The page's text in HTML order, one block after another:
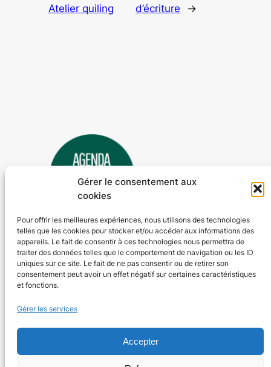
Gérer le consentement aux
cookies
Pour offrir les meilleures expériences, nous utilisons des technologies
telles que les cookies pour stocker et/ou accéder aux informations des
appareils. Le fait de consentir à ces technologies nous permettra de
traiter des données telles que le comportement de navigation ou les ID
uniques sur ce site. Le fait de ne pas consentir ou de retirer son
consentement peut avoir un effet négatif sur certaines caractéristiques
et fonctions.
Gérer les services
Accepter
Atelier quiling
d’écriture
→
Agenda 24
L'agenda des manifestations et activités en Dordogne
Tous les événements
Plus d’activités
S’abonner par mail
Nos valeurs
Mentions légales